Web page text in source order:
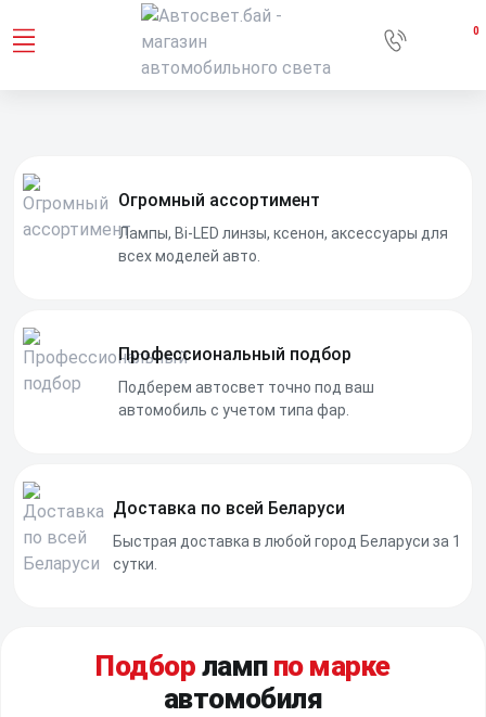
0
Огромный ассортимент
Лампы, Bi-LED линзы, ксенон, аксессуары для
всех моделей авто.
Профессиональный подбор
Подберем автосвет точно под ваш
автомобиль с учетом типа фар.
Доставка по всей Беларуси
Быстрая доставка в любой город Беларуси за 1
сутки.
Подбор ламп по марке
автомобиля